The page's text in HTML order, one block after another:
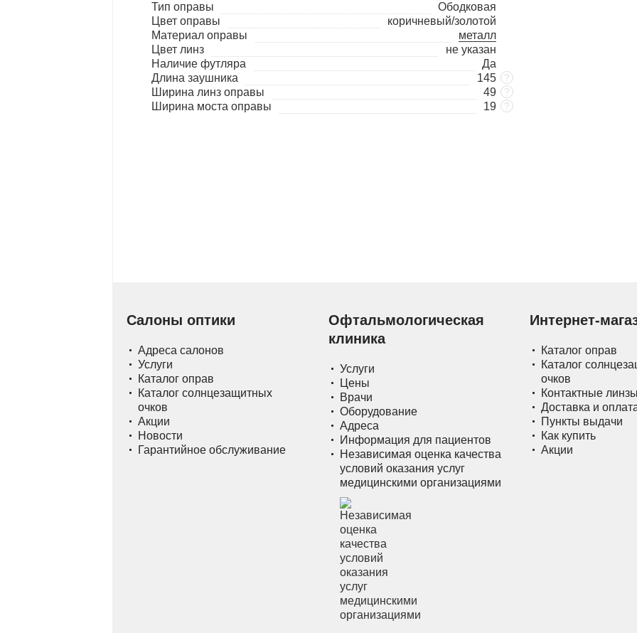
Тип оправы
Ободковая
Цвет оправы
коричневый/золотой
Материал оправы
металл
Цвет линз
не указан
Наличие футляра
Да
Длина заушника
145 ?
Ширина линз оправы 49 ?
Ширина моста оправы 19 ?
Салоны оптики
Адреса салонов
Услуги
Каталог оправ
Каталог солнцезащитных
очков
Акции
Новости
Гарантийное обслуживание
Офтальмологическая
клиника
Услуги
Цены
Врачи
Оборудование
Адреса
Информация для пациентов
Независимая оценка качества
условий оказания услуг
медицинскими организациями
Интернет-
Каталог оправ
Каталог
очков
Контактные линзы
Доставка и
Пункты выдачи
Как купить
Акции